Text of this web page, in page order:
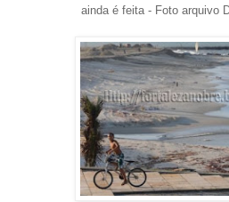
ainda é feita - Foto arquivo